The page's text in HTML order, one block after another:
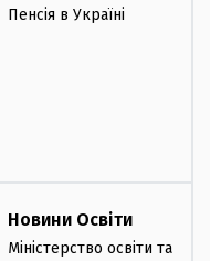
Пенсія в Україні
Новини Освіти
Міністерство освіти та